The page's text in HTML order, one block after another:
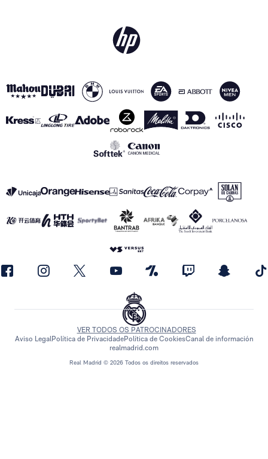
Real Madrid © 2026 Todos os direitos reservados
VER TODOS OS PATROCINADORES
Aviso LegalPolítica de PrivacidadePolítica de CookiesCanal de información
realmadrid.com